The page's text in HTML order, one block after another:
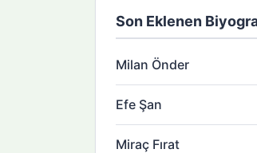
Son Eklenen
Milan Önder
Efe Şan
Miraç Fırat